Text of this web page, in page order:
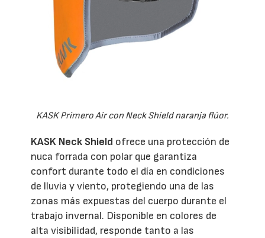
KASK Primero Air con Neck Shield naranja flúor.
KASK Neck Shield ofrece una protección de
nuca forrada con polar que garantiza
confort durante todo el día en condiciones
de lluvia y viento, protegiendo una de las
zonas más expuestas del cuerpo durante el
trabajo invernal. Disponible en colores de
alta visibilidad, responde tanto a las